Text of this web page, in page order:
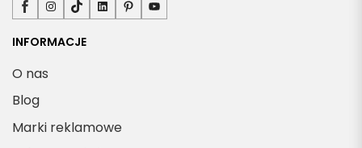
Facebook
Instagram
TikTokLinkedInPinterestYouTube
INFORMACJE
O nas
Blog
Marki reklamowe